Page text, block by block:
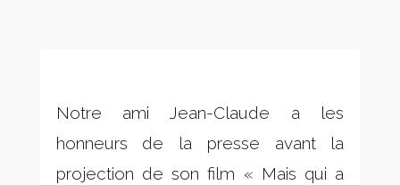
Notre ami Jean-Claude a les
honneurs de la presse avant la
projection de son film « Mais qui a